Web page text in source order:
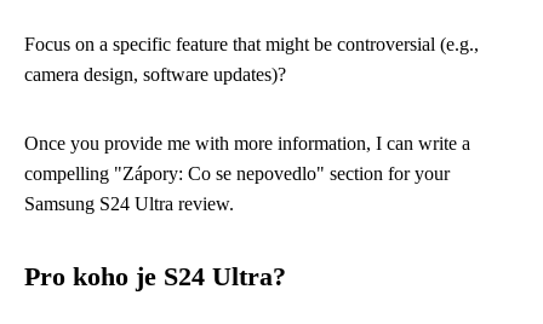
Focus on a specific feature that might be controversial (e.g.,
camera design, software updates)?
Once you provide me with more information, I can write a
compelling "Zápory: Co se nepovedlo" section for your
Samsung S24 Ultra review.
Pro koho je S24 Ultra?